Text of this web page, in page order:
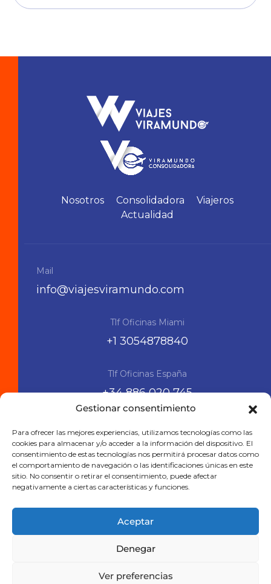
Gestionar consentimiento
Para ofrecer las mejores experiencias, utilizamos tecnologías como las
cookies para almacenar y/o acceder a la información del dispositivo. El
consentimiento de estas tecnologías nos permitirá procesar datos como
el comportamiento de navegación o las identificaciones únicas en este
sitio. No consentir o retirar el consentimiento, puede afectar
negativamente a ciertas características y funciones.
Aceptar
Denegar
Ver preferencias
Nosotros Consolidadora
Viajeros
Actualidad
Mail
info@viajesviramundo.com
Tlf Oficinas Miami
+1 3054878840
Tlf Oficinas España
+34 886 020 745
Política de cookies